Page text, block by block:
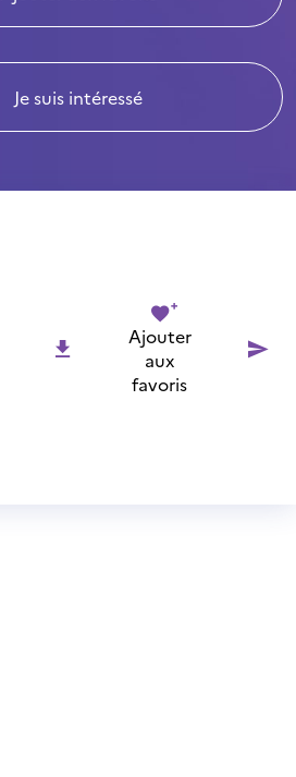
Je suis intéressé
Ajouter
aux
favoris